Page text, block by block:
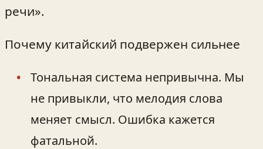
речи».
Почему китайский подвержен сильнее
Тональная система непривычна. Мы
не привыкли, что мелодия слова
меняет смысл. Ошибка кажется
фатальной.